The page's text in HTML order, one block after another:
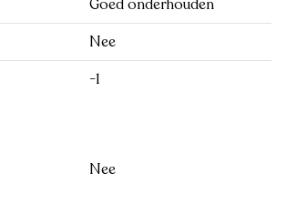
Goed onderhouden
Nee
-1
Nee